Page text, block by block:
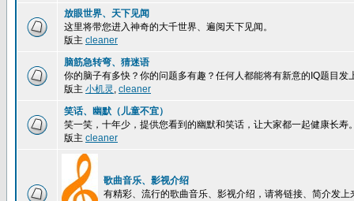
放眼世界、天下见闻
这里将带您进入神奇的大千世界、遍阅天下见闻。
版主 cleaner
脑筋急转弯、猜迷语
你的脑子有多快？你的问题多有趣？任何人都能将有新意的IQ题目发
版主 小机灵 , cleaner
笑话、幽默（儿童不宜）
笑一笑，十年少，提供您看到的幽默和笑话，让大家都一起健康长寿
版主 cleaner
歌曲音乐、影视介绍
有精彩、流行的歌曲音乐、影视介绍，请将链接、简介发上